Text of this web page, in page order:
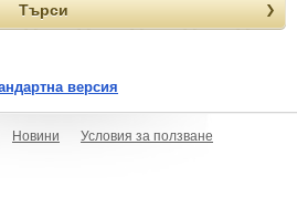
Търси
версия
Новини Условия за ползване